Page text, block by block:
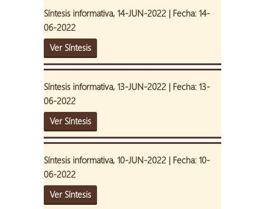
Síntesis informativa, 14-JUN-2022 | Fecha: 14-
06-2022
Ver Síntesis
Síntesis informativa, 13-JUN-2022 | Fecha: 13-
06-2022
Ver Síntesis
Síntesis informativa, 10-JUN-2022 | Fecha: 10-
06-2022
Ver Síntesis